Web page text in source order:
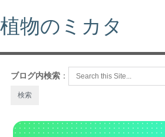
植物のミカタ
ブログ内検索 ：